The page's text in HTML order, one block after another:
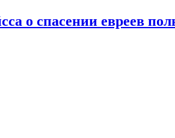
о спасении евреев